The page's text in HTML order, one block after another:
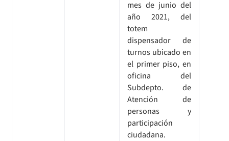
mes de junio del
año 2021, del
totem
dispensador de
turnos ubicado en
el primer piso, en
oficina del
Subdepto. de
Atención de
personas y
participación
ciudadana.